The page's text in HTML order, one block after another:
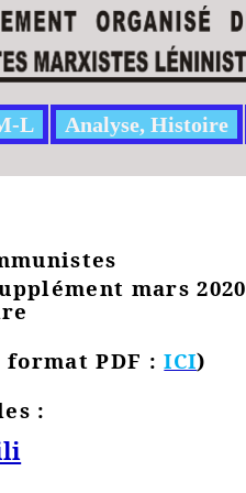
L Analyse, Histoire
mars 2020
format PDF :ICI)
: